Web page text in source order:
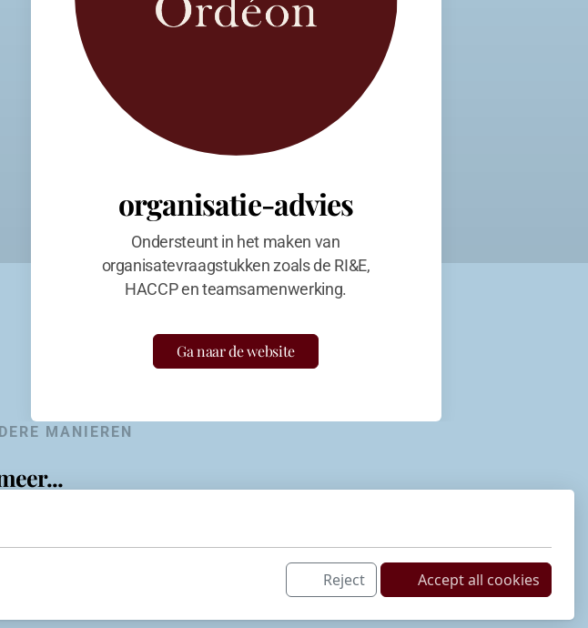
organisatie-advies
Ondersteunt in het maken van
organisatevraagstukken zoals de RI&E,
HACCP en teamsamenwerking.
Ga naar de website
MANIEREN
Reject Accept all cookies